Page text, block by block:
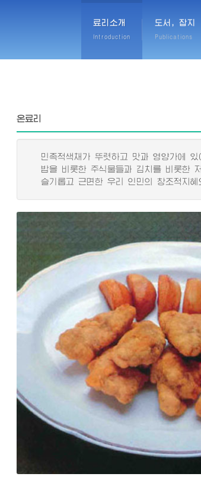
료리소개
Introduction
도서, 잡지
Publications
온료리
민족적색채가 뚜렷하고 맛과 영양가에 있
밥을 비롯한 주식물들과 김치를 비롯한 저
슬기롭고 근면한 우리 인민의 창조적지혜